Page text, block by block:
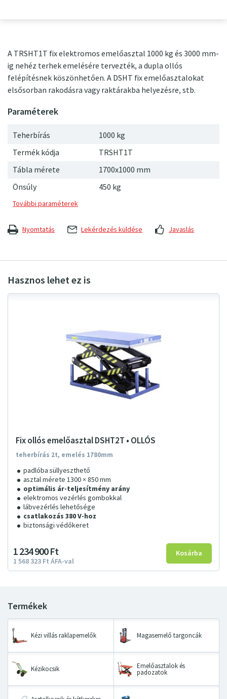
A TRSHT1T fix elektromos emelőasztal 1000 kg és 3000 mm-
ig nehéz terhek emelésére tervezték, a dupla ollós
felépítésnek köszönhetően. A DSHT fix emelőasztalokat
elsősorban rakodásra vagy raktárakba helyezésre, stb.
Teherbírás
1000 kg
Termék kódja
TRSHT1T
Tábla mérete
1700x1000 mm
Önsúly
450 kg
Nyomtatás Lekérdezés küldése Javaslás
Fix ollós emelőasztal DSHT2T • OLLÓS
teherbírás 2t, emelés 1780mm
padlóba süllyeszthető
asztal mérete 1300 × 850 mm
optimális ár-teljesítmény arány
elektromos vezérlés gombokkal
lábvezérlés lehetősége
csatlakozás 380 V-hoz
biztonsági védőkeret
1234900Ft
1 568 323 Ft ÁFA-val
Kézi villás raklapemelők Magasemelő targoncák
Kézikocsik Emelőasztalok és
padozatok